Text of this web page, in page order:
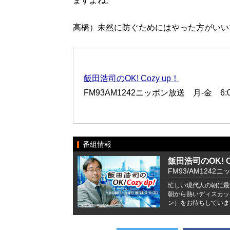
高橋）未然に防ぐためにはやった方がい
飯田浩司のOK! Cozy up！
FM93AM1242ニッポン放送 月-金
番組情報
飯田浩司のOK!
FM93/AM1242ニ
忙しい現代人の朝に
朝から熱いディスカ
ン）をお待ちしてい